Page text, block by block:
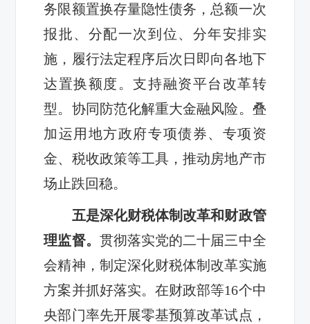
务限额置换存量隐性债务，总额一次
报批、分配一次到位、分年安排实
施，履行法定程序后次日即向各地下
达置换额度。支持融资平台改革转
型。协同防范化解重大金融风险。叠
加运用地方政府专项债券、专项资
金、税收政策等工具，推动房地产市
场止跌回稳。
五是深化财税体制改革和财政管
理监督。 贯彻落实党的二十届三中全
会精神，制定深化财税体制改革实施
方案并抓好落实。在财政部等16个中
央部门率先开展零基预算改革试点，